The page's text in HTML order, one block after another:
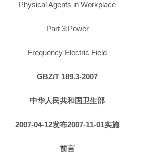
Physical Agents in Workplace
Part 3:Power
Frequency Electric Field
GBZ/T 189.3-2007
中华人民共和国卫生部
2007-04-12发布2007-11-01实施
前言